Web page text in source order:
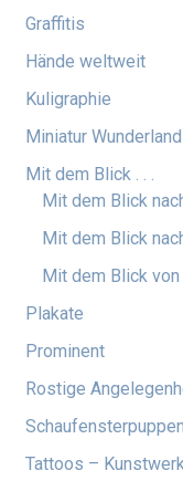
Graffitis
Hände weltweit
Kuligraphie
Miniatur
Mit dem Blick . . .
Mit dem Blick
Mit dem Blick
Mit dem Blick von
Plakate
Prominent
Rostige
Schaufensterpuppen
Tattoos –